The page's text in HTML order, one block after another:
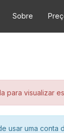
Sobre
para visualizar
usar uma conta